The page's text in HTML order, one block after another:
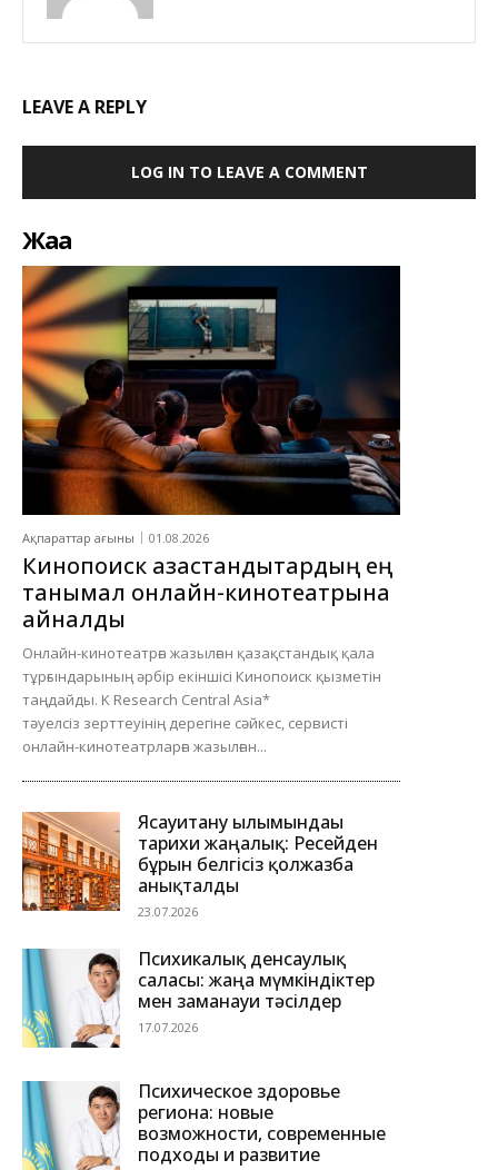
LEAVE A REPLY
LOG IN TO LEAVE A COMMENT
Жаңа
Ақпараттар ағыны 01.08.2026
Кинопоиск қазақстандықтардың ең
танымал онлайн-кинотеатрына
айналды
Онлайн-кинотеатрға жазылған қазақстандық қала
тұрғындарының әрбір екіншісі Кинопоиск қызметін
таңдайды. K Research Central Asia*
тәуелсіз зерттеуінің дерегіне сәйкес, сервисті
онлайн-кинотеатрларға жазылған...
Ясауитану ғылымындағы
тарихи жаңалық: Ресейден
бұрын белгісіз қолжазба
анықталды
23.07.2026
Психикалық денсаулық
саласы: жаңа мүмкіндіктер
мен заманауи тәсілдер
17.07.2026
Психическое здоровье
региона: новые
возможности, современные
подходы и развитие